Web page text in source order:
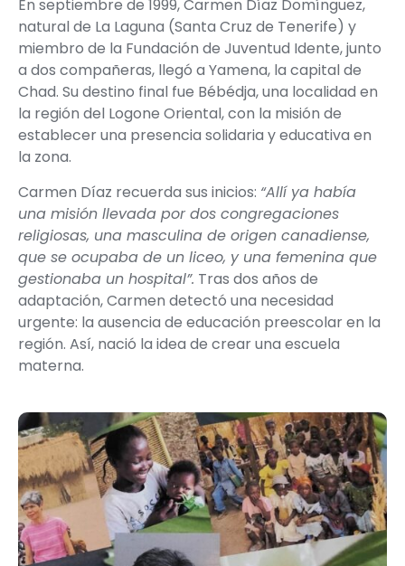
En septiembre de 1999,Carmen Díaz Domínguez,
natural de La Laguna (Santa Cruz de Tenerife) y
miembro de la Fundación de Juventud Idente, junto
a dos compañeras, llegó a Yamena, la capital de
Chad. Su destino final fue Bébédja, una localidad en
la región del Logone Oriental, con la misión de
establecer una presencia solidaria y educativa en
la zona.
Carmen Díaz recuerda sus inicios: “Allí ya había
una misión llevada por dos congregaciones
religiosas, una masculina de origen canadiense,
que se ocupaba de un liceo, y una femenina que
gestionaba un hospital”. Tras dos años de
adaptación, Carmen detectó una necesidad
urgente: la ausencia de educación preescolar en la
región. Así, nació la idea de crear una escuela
materna.